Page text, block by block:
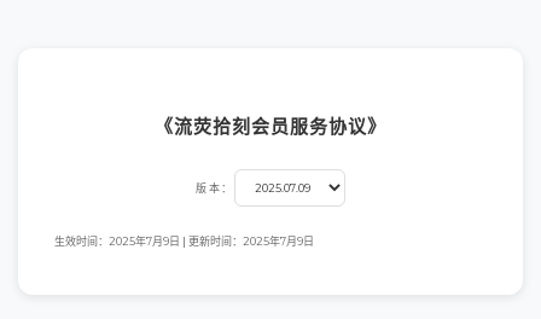
《流荧拾刻会员服务协议》
版本：
生效时间：2025年7月9日 | 更新时间：2025年7月9日